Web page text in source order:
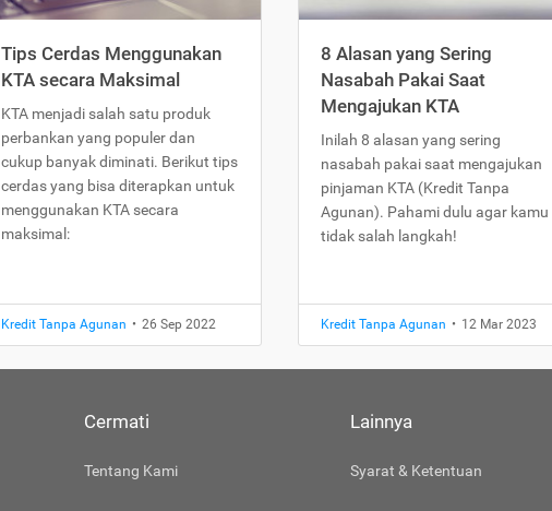
Tips Cerdas Menggunakan
KTA secara Maksimal
KTA menjadi salah satu produk
perbankan yang populer dan
cukup banyak diminati. Berikut tips
cerdas yang bisa diterapkan untuk
menggunakan KTA secara
maksimal:
Kredit Tanpa Agunan • 26 Sep 2022
8 Alasan yang Sering
Nasabah Pakai Saat
Mengajukan KTA
Inilah 8 alasan yang sering
nasabah pakai saat mengajukan
pinjaman KTA (Kredit Tanpa
Agunan). Pahami dulu agar kamu
tidak salah langkah!
Kredit Tanpa Agunan • 12 Mar 2023
Cermati
Tentang Kami
Lainnya
Syarat & Ketentuan